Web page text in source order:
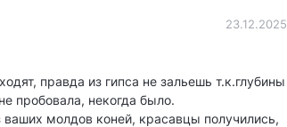
23.12.2025
правда из гипса не зальешь т.к.глубины
пробовала, некогда было.
молдов коней, красавцы получились,